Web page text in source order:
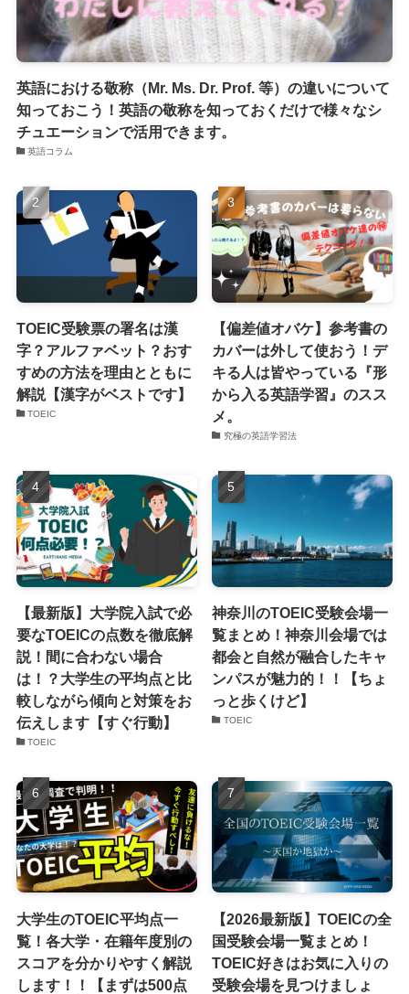
英語における敬称（Mr. Ms. Dr. Prof. 等）の違いについて
知っておこう！英語の敬称を知っておくだけで様々なシ
チュエーションで活用できます。
英語コラム
TOEIC受験票の署名は漢
字？アルファベット？おす
すめの方法を理由とともに
解説【漢字がベストです】
TOEIC
【偏差値オバケ】参考書の
カバーは外して使おう！デ
キる人は皆やっている『形
から入る英語学習』のスス
メ。
究極の英語学習法
【最新版】大学院入試で必
要なTOEICの点数を徹底解
説！間に合わない場合
は！？大学生の平均点と比
較しながら傾向と対策をお
伝えします【すぐ行動】
TOEIC
神奈川のTOEIC受験会場一
覧まとめ！神奈川会場では
都会と自然が融合したキャ
ンパスが魅力的！！【ちょ
っと歩くけど】
TOEIC
大学生のTOEIC平均点一
覧！各大学・在籍年度別の
スコアを分かりやすく解説
します！！【まずは500点
【2026最新版】TOEICの全
国受験会場一覧まとめ！
TOEIC好きはお気に入りの
受験会場を見つけましょ